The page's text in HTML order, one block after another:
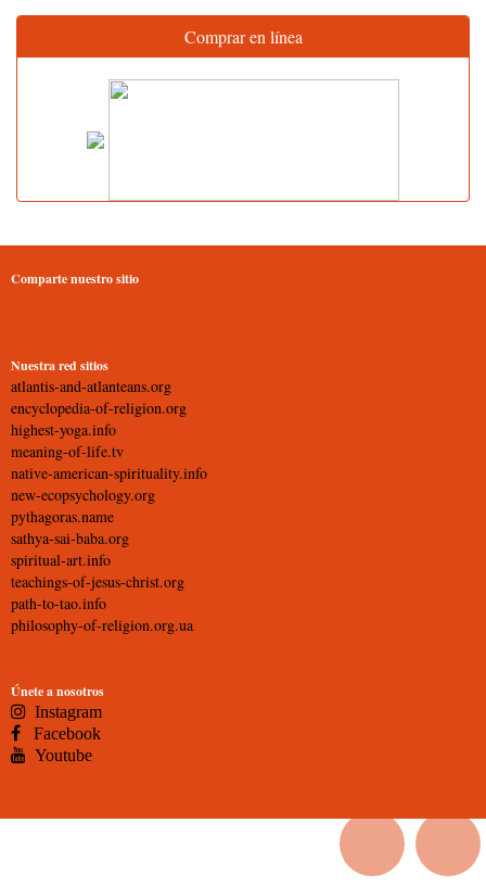
Comprar en línea
Comparte nuestro sitio
Nuestra red sitios
atlantis-and-atlanteans.org
encyclopedia-of-religion.org
highest-yoga.info
meaning-of-life.tv
native-american-spirituality.info
new-ecopsychology.org
pythagoras.name
sathya-sai-baba.org
spiritual-art.info
teachings-of-jesus-christ.org
path-to-tao.info
philosophy-of-religion.org.ua
Únete a nosotros
Instagram
Facebook
Youtube